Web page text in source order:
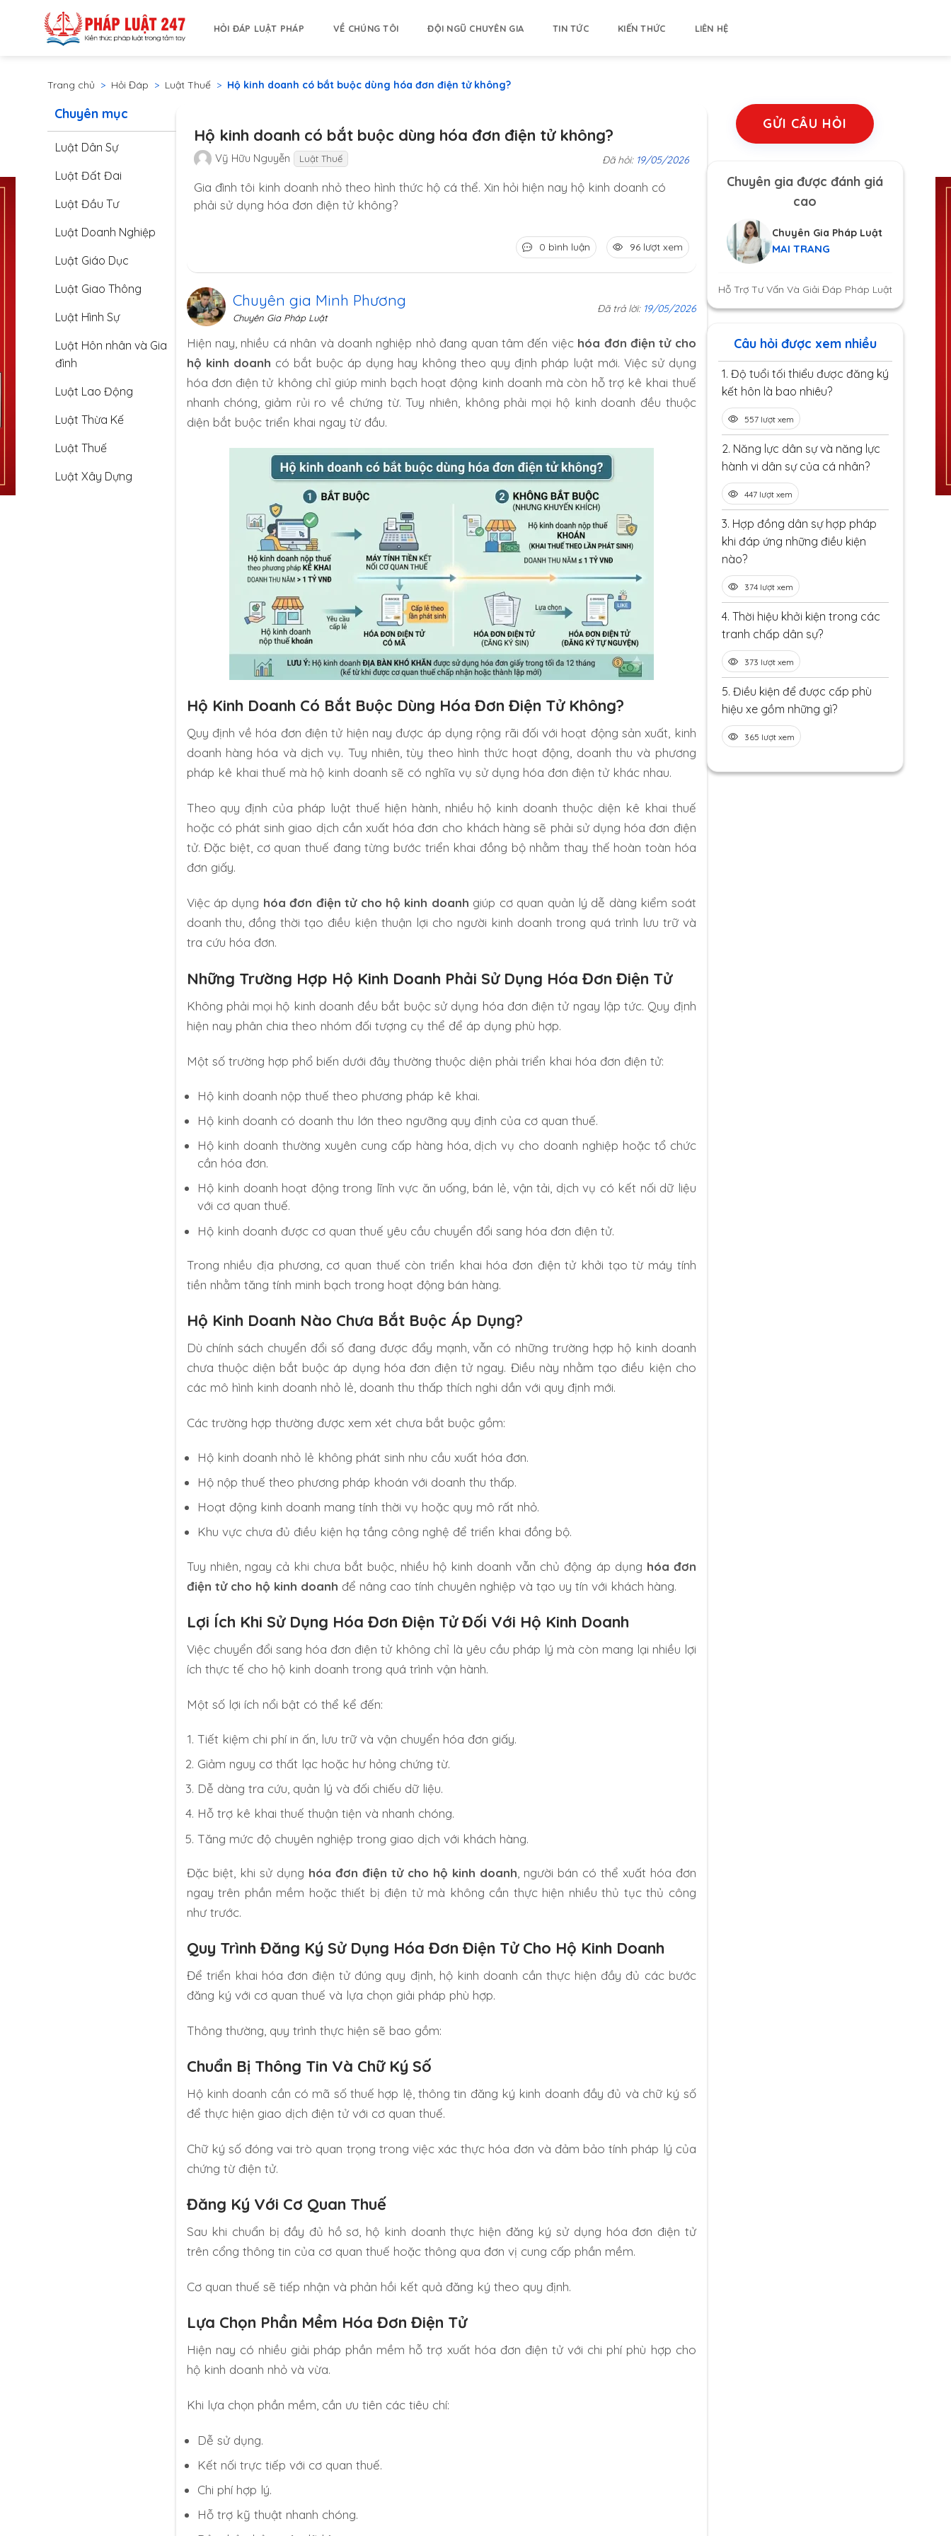
HỎI ĐÁP LUẬT PHÁP VỀ CHÚNG TÔI ĐỘI NGŨ CHUYÊN GIA TIN TỨC KIẾN THỨC LIÊN HỆ
Trang chủ > Hỏi Đáp > Luật Thuế > Hộ kinh doanh có bắt buộc dùng hóa đơn điện tử không?
Chuyên mục
Luật Dân Sự
Luật Đất Đai
Luật Đầu Tư
Luật Doanh Nghiệp
Luật Giáo Dục
Luật Giao Thông
Luật Hình Sự
Luật Hôn nhân và Gia
đình
Luật Lao Động
Luật Thừa Kế
Luật Thuế
Luật Xây Dựng
Hộ kinh doanh có bắt buộc dùng hóa đơn điện tử không?
Vỹ Hữu Nguyễn Luật Thuế Đã hỏi: 19/05/2026
Gia đình tôi kinh doanh nhỏ theo hình thức hộ cá thể. Xin hỏi hiện nay hộ kinh doanh có
phải sử dụng hóa đơn điện tử không?
0 bình luận 96 lượt xem
Chuyên gia Minh Phương
Chuyên Gia Pháp Luật
Đã trả lời: 19/05/2026
Hiện nay, nhiều cá nhân và doanh nghiệp nhỏ đang quan tâm đến việc hóa đơn điện tử cho
hộ kinh doanh có bắt buộc áp dụng hay không theo quy định pháp luật mới. Việc sử dụng
hóa đơn điện tử không chỉ giúp minh bạch hoạt động kinh doanh mà còn hỗ trợ kê khai thuế
nhanh chóng, giảm rủi ro về chứng từ. Tuy nhiên, không phải mọi hộ kinh doanh đều thuộc
diện bắt buộc triển khai ngay từ đầu.
Hộ Kinh Doanh Có Bắt Buộc Dùng Hóa Đơn Điện Tử Không?
Quy định về hóa đơn điện tử hiện nay được áp dụng rộng rãi đối với hoạt động sản xuất, kinh
doanh hàng hóa và dịch vụ. Tuy nhiên, tùy theo hình thức hoạt động, doanh thu và phương
pháp kê khai thuế mà hộ kinh doanh sẽ có nghĩa vụ sử dụng hóa đơn điện tử khác nhau.
Theo quy định của pháp luật thuế hiện hành, nhiều hộ kinh doanh thuộc diện kê khai thuế
hoặc có phát sinh giao dịch cần xuất hóa đơn cho khách hàng sẽ phải sử dụng hóa đơn điện
tử. Đặc biệt, cơ quan thuế đang từng bước triển khai đồng bộ nhằm thay thế hoàn toàn hóa
đơn giấy.
Việc áp dụng hóa đơn điện tử cho hộ kinh doanh giúp cơ quan quản lý dễ dàng kiểm soát
doanh thu, đồng thời tạo điều kiện thuận lợi cho người kinh doanh trong quá trình lưu trữ và
tra cứu hóa đơn.
Những Trường Hợp Hộ Kinh Doanh Phải Sử Dụng Hóa Đơn Điện Tử
Không phải mọi hộ kinh doanh đều bắt buộc sử dụng hóa đơn điện tử ngay lập tức. Quy định
hiện nay phân chia theo nhóm đối tượng cụ thể để áp dụng phù hợp.
Một số trường hợp phổ biến dưới đây thường thuộc diện phải triển khai hóa đơn điện tử:
Hộ kinh doanh nộp thuế theo phương pháp kê khai.
Hộ kinh doanh có doanh thu lớn theo ngưỡng quy định của cơ quan thuế.
Hộ kinh doanh thường xuyên cung cấp hàng hóa, dịch vụ cho doanh nghiệp hoặc tổ chức
cần hóa đơn.
Hộ kinh doanh hoạt động trong lĩnh vực ăn uống, bán lẻ, vận tải, dịch vụ có kết nối dữ liệu
với cơ quan thuế.
Hộ kinh doanh được cơ quan thuế yêu cầu chuyển đổi sang hóa đơn điện tử.
Trong nhiều địa phương, cơ quan thuế còn triển khai hóa đơn điện tử khởi tạo từ máy tính
tiền nhằm tăng tính minh bạch trong hoạt động bán hàng.
Hộ Kinh Doanh Nào Chưa Bắt Buộc Áp Dụng?
Dù chính sách chuyển đổi số đang được đẩy mạnh, vẫn có những trường hợp hộ kinh doanh
chưa thuộc diện bắt buộc áp dụng hóa đơn điện tử ngay. Điều này nhằm tạo điều kiện cho
các mô hình kinh doanh nhỏ lẻ, doanh thu thấp thích nghi dần với quy định mới.
Các trường hợp thường được xem xét chưa bắt buộc gồm:
Hộ kinh doanh nhỏ lẻ không phát sinh nhu cầu xuất hóa đơn.
Hộ nộp thuế theo phương pháp khoán với doanh thu thấp.
Hoạt động kinh doanh mang tính thời vụ hoặc quy mô rất nhỏ.
Khu vực chưa đủ điều kiện hạ tầng công nghệ để triển khai đồng bộ.
Tuy nhiên, ngay cả khi chưa bắt buộc, nhiều hộ kinh doanh vẫn chủ động áp dụng hóa đơn
điện tử cho hộ kinh doanh để nâng cao tính chuyên nghiệp và tạo uy tín với khách hàng.
Lợi Ích Khi Sử Dụng Hóa Đơn Điện Tử Đối Với Hộ Kinh Doanh
Việc chuyển đổi sang hóa đơn điện tử không chỉ là yêu cầu pháp lý mà còn mang lại nhiều lợi
ích thực tế cho hộ kinh doanh trong quá trình vận hành.
Một số lợi ích nổi bật có thể kể đến:
Tiết kiệm chi phí in ấn, lưu trữ và vận chuyển hóa đơn giấy.
Giảm nguy cơ thất lạc hoặc hư hỏng chứng từ.
Dễ dàng tra cứu, quản lý và đối chiếu dữ liệu.
Hỗ trợ kê khai thuế thuận tiện và nhanh chóng.
Tăng mức độ chuyên nghiệp trong giao dịch với khách hàng.
Đặc biệt, khi sử dụng hóa đơn điện tử cho hộ kinh doanh , người bán có thể xuất hóa đơn
ngay trên phần mềm hoặc thiết bị điện tử mà không cần thực hiện nhiều thủ tục thủ công
như trước.
Quy Trình Đăng Ký Sử Dụng Hóa Đơn Điện Tử Cho Hộ Kinh Doanh
Để triển khai hóa đơn điện tử đúng quy định, hộ kinh doanh cần thực hiện đầy đủ các bước
đăng ký với cơ quan thuế và lựa chọn giải pháp phù hợp.
Thông thường, quy trình thực hiện sẽ bao gồm:
Chuẩn Bị Thông Tin Và Chữ Ký Số
Hộ kinh doanh cần có mã số thuế hợp lệ, thông tin đăng ký kinh doanh đầy đủ và chữ ký số
để thực hiện giao dịch điện tử với cơ quan thuế.
Chữ ký số đóng vai trò quan trọng trong việc xác thực hóa đơn và đảm bảo tính pháp lý của
chứng từ điện tử.
Đăng Ký Với Cơ Quan Thuế
Sau khi chuẩn bị đầy đủ hồ sơ, hộ kinh doanh thực hiện đăng ký sử dụng hóa đơn điện tử
trên cổng thông tin của cơ quan thuế hoặc thông qua đơn vị cung cấp phần mềm.
Cơ quan thuế sẽ tiếp nhận và phản hồi kết quả đăng ký theo quy định.
Lựa Chọn Phần Mềm Hóa Đơn Điện Tử
Hiện nay có nhiều giải pháp phần mềm hỗ trợ xuất hóa đơn điện tử với chi phí phù hợp cho
hộ kinh doanh nhỏ và vừa.
Khi lựa chọn phần mềm, cần ưu tiên các tiêu chí:
Dễ sử dụng.
Kết nối trực tiếp với cơ quan thuế.
Chi phí hợp lý.
Hỗ trợ kỹ thuật nhanh chóng.
GỬI CÂU HỎI
Chuyên gia được đánh giá
cao
Chuyên Gia Pháp Luật
MAI TRANG
Hỗ Trợ Tư Vấn Và Giải Đáp Pháp Luật
Câu hỏi được xem nhiều
1. Độ tuổi tối thiểu được đăng ký
kết hôn là bao nhiêu?
557 lượt xem
2. Năng lực dân sự và năng lực
hành vi dân sự của cá nhân?
447 lượt xem
3. Hợp đồng dân sự hợp pháp
khi đáp ứng những điều kiện
nào?
374 lượt xem
4. Thời hiệu khởi kiện trong các
tranh chấp dân sự?
373 lượt xem
5. Điều kiện để được cấp phù
hiệu xe gồm những gì?
365 lượt xem